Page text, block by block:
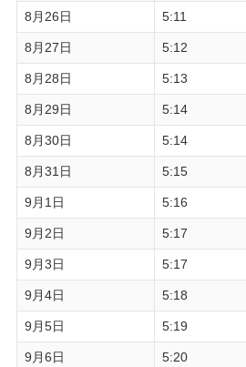
8月26日 5:11
8月27日 5:12
8月28日 5:13
8月29日 5:14
8月30日 5:14
8月31日 5:15
9月1日 5:16
9月2日 5:17
9月3日 5:17
9月4日 5:18
9月5日 5:19
9月6日 5:20